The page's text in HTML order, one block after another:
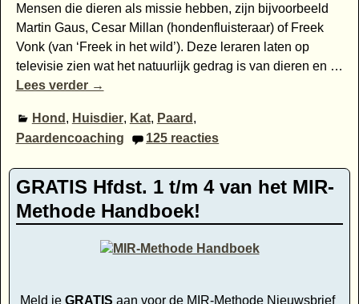
Mensen die dieren als missie hebben, zijn bijvoorbeeld
Martin Gaus, Cesar Millan (hondenfluisteraar) of Freek
Vonk (van ‘Freek in het wild’). Deze leraren laten op
televisie zien wat het natuurlijk gedrag is van dieren en …
Lees verder →
Hond , Huisdier, Kat, Paard ,
Paardencoaching
125 reacties
GRATIS Hfdst. 1 t/m 4 van het MIR-
Methode Handboek!
Meld je GRATIS aan voor de MIR-Methode Nieuwsbrief